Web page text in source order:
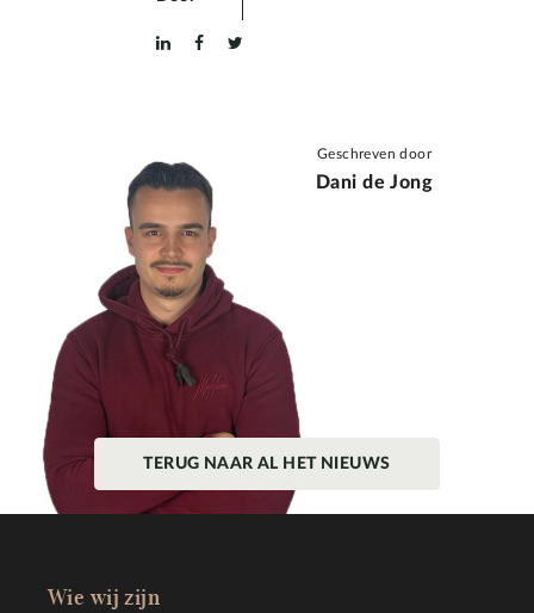
Geschreven door
Dani de Jong
TERUG NAAR AL HET NIEUWS
Wie wij zijn